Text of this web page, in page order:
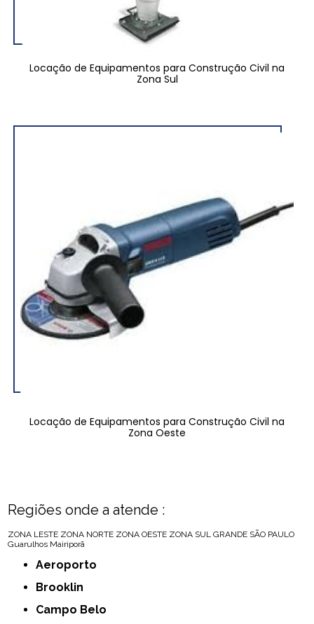
Locação de Equipamentos para Construção Civil na
Zona Sul
Locação de Equipamentos para Construção Civil na
Zona Oeste
Regiões onde a atende :
ZONA LESTE ZONA NORTE ZONA OESTE ZONA SUL GRANDE SÃO PAULO
Guarulhos Mairiporã
Aeroporto
Brooklin
Campo Belo